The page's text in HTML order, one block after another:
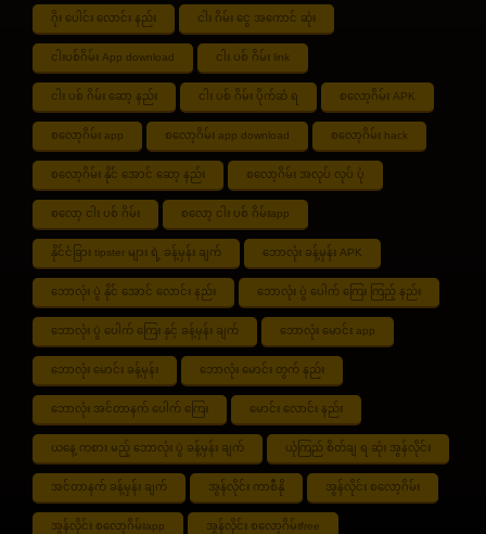
ဂိုး ပေါင်း လောင်း နည်း ငါး ဂိမ်း ငွေ အကောင် ဆုံး
ငါးပစ်ဂိမ်း App download ငါး ပစ် ဂိမ်း link
ငါး ပစ် ဂိမ်း ဆော့ နည်း ငါး ပစ် ဂိမ်း ပိုက်ဆံ ရ စလော့ဂိမ်း APK
စလော့ဂိမ်း app စလော့ဂိမ်း app download စလော့ဂိမ်း hack
စလော့ဂိမ်း နိုင် အောင် ဆော့ နည်း စလော့ဂိမ်း အလုပ် လုပ် ပုံ
စလော့ ငါး ပစ် ဂိမ်း စလော့ ငါး ပစ် ဂိမ်းapp
နိုင်ငံခြား tipster များ ရဲ့ ခန့်မှန်း ချက် ဘောလုံး ခန့်မှန်း APK
ဘောလုံး ပွဲ နိုင် အောင် လောင်း နည်း ဘောလုံး ပွဲ ပေါက် ကြေး ကြည့် နည်း
ဘောလုံး ပွဲ ပေါက် ကြေး နှင့် ခန့်မှန်း ချက် ဘောလုံး မောင်း app
ဘောလုံး မောင်း ခန့်မှန်း ဘောလုံး မောင်း တွက် နည်း
ဘောလုံး အင်တာနက် ပေါက် ကြေး မောင်း လောင်း နည်း
ယနေ့ ကစား မည့် ဘောလုံး ပွဲ ခန့်မှန်း ချက် ယုံကြည် စိတ်ချ ရ ဆုံး အွန်လိုင်း
အင်တာနက် ခန့်မှန်း ချက် အွန်လိုင်း ကာစီနို အွန်လိုင်း စလော့ဂိမ်း
အွန်လိုင်း စလော့ဂိမ်းapp အွန်လိုင်း စလော့ဂိမ်းfree